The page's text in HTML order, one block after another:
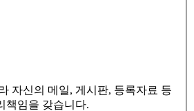
자신의 메일, 게시판, 등록자료 등
책임을 갖습니다.